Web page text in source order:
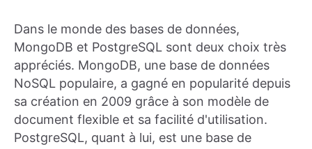
Dans le monde des bases de données,
MongoDB et PostgreSQL sont deux choix très
appréciés. MongoDB, une base de données
NoSQL populaire, a gagné en popularité depuis
sa création en 2009 grâce à son modèle de
document flexible et sa facilité d'utilisation.
PostgreSQL, quant à lui, est une base de